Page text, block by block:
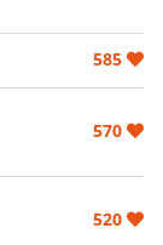
585
570
520